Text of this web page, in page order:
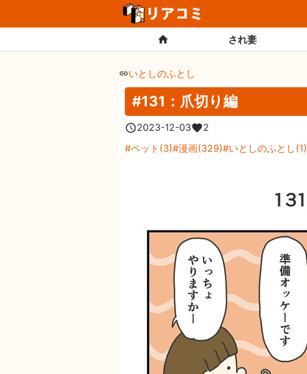
され妻
いとしのふとし
#131：爪切り編
2023-12-03
2
ペット (3) 漫画(329) いとしのふとし(1)